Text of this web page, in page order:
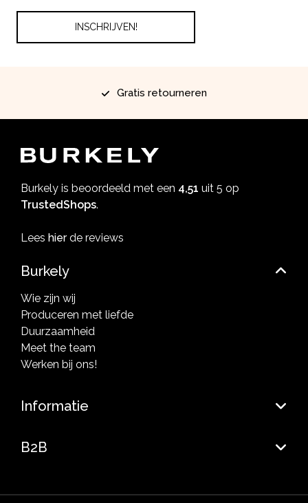
Gratis retourneren
Burkely is beoordeeld met een 4,51 uit 5 op
TrustedShops.
Lees hierde reviews
Burkely
Wie zijn wij
Produceren met liefde
Duurzaamheid
Meet the team
Werken bij ons!
Informatie
B2B